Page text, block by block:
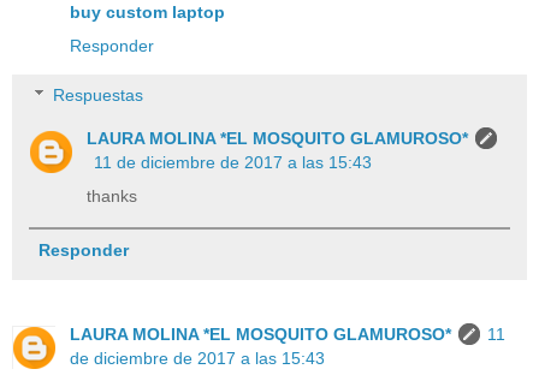
buy custom laptop
Responder
Respuestas
LAURA MOLINA *EL MOSQUITO GLAMUROSO*
11 de diciembre de 2017 a las 15:43
thanks
Responder
LAURA MOLINA *EL MOSQUITO GLAMUROSO*
11
de diciembre de 2017 a las 15:43